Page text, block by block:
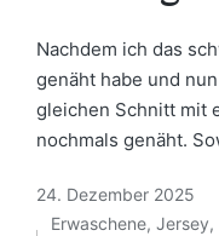
Nachdem ich das
genäht habe und
gleichen Schnitt mit
nochmals genäht.
24. Dezember 2025
Erwaschene, Jersey,